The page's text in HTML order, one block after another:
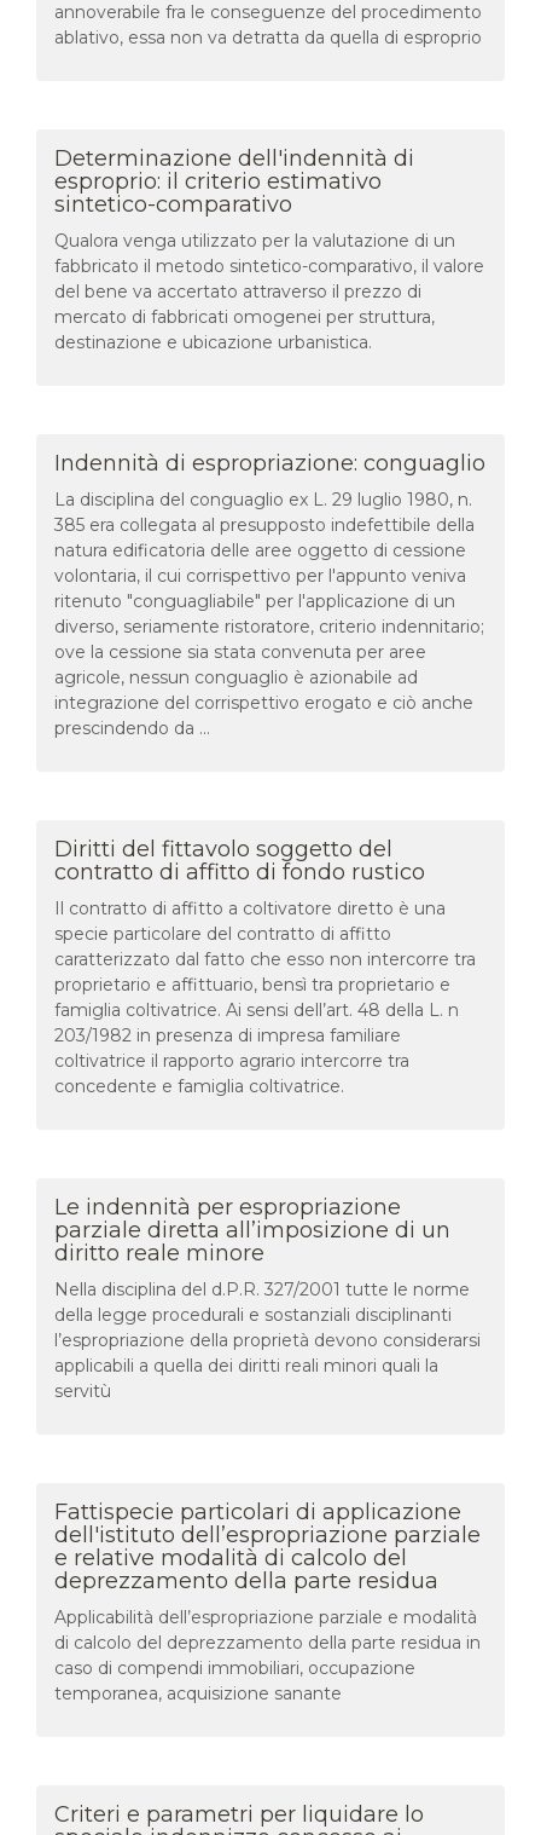
annoverabile fra le conseguenze del procedimento
ablativo, essa non va detratta da quella di esproprio
Determinazione dell'indennità di
esproprio: il criterio estimativo
sintetico-comparativo
Qualora venga utilizzato per la valutazione di un
fabbricato il metodo sintetico-comparativo, il valore
del bene va accertato attraverso il prezzo di
mercato di fabbricati omogenei per struttura,
destinazione e ubicazione urbanistica.
Indennità di espropriazione: conguaglio
La disciplina del conguaglio ex L. 29 luglio 1980, n.
385 era collegata al presupposto indefettibile della
natura edificatoria delle aree oggetto di cessione
volontaria, il cui corrispettivo per l'appunto veniva
ritenuto "conguagliabile" per l'applicazione di un
diverso, seriamente ristoratore, criterio indennitario;
ove la cessione sia stata convenuta per aree
agricole, nessun conguaglio è azionabile ad
integrazione del corrispettivo erogato e ciò anche
prescindendo da ...
Diritti del fittavolo soggetto del
contratto di affitto di fondo rustico
Il contratto di affitto a coltivatore diretto è una
specie particolare del contratto di affitto
caratterizzato dal fatto che esso non intercorre tra
proprietario e affittuario, bensì tra proprietario e
famiglia coltivatrice. Ai sensi dell’art. 48 della L. n
203/1982 in presenza di impresa familiare
coltivatrice il rapporto agrario intercorre tra
concedente e famiglia coltivatrice.
Le indennità per espropriazione
parziale diretta all’imposizione di un
diritto reale minore
Nella disciplina del d.P.R. 327/2001 tutte le norme
della legge procedurali e sostanziali disciplinanti
l’espropriazione della proprietà devono considerarsi
applicabili a quella dei diritti reali minori quali la
servitù
Fattispecie particolari di applicazione
dell'istituto dell’espropriazione parziale
e relative modalità di calcolo del
deprezzamento della parte residua
Applicabilità dell’espropriazione parziale e modalità
di calcolo del deprezzamento della parte residua in
caso di compendi immobiliari, occupazione
temporanea, acquisizione sanante
Criteri e parametri per liquidare lo